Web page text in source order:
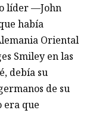
líder —John
había
Oriental
Smiley en las
debía su
de su
era que